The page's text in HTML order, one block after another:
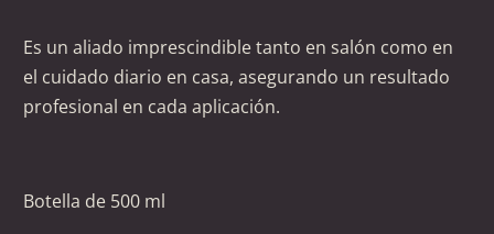
Es un aliado imprescindible tanto en salón como en
el cuidado diario en casa, asegurando un resultado
profesional en cada aplicación.
Botella de 500 ml